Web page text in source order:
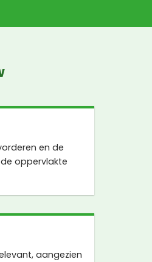
en de
oppervlakte
aangezien